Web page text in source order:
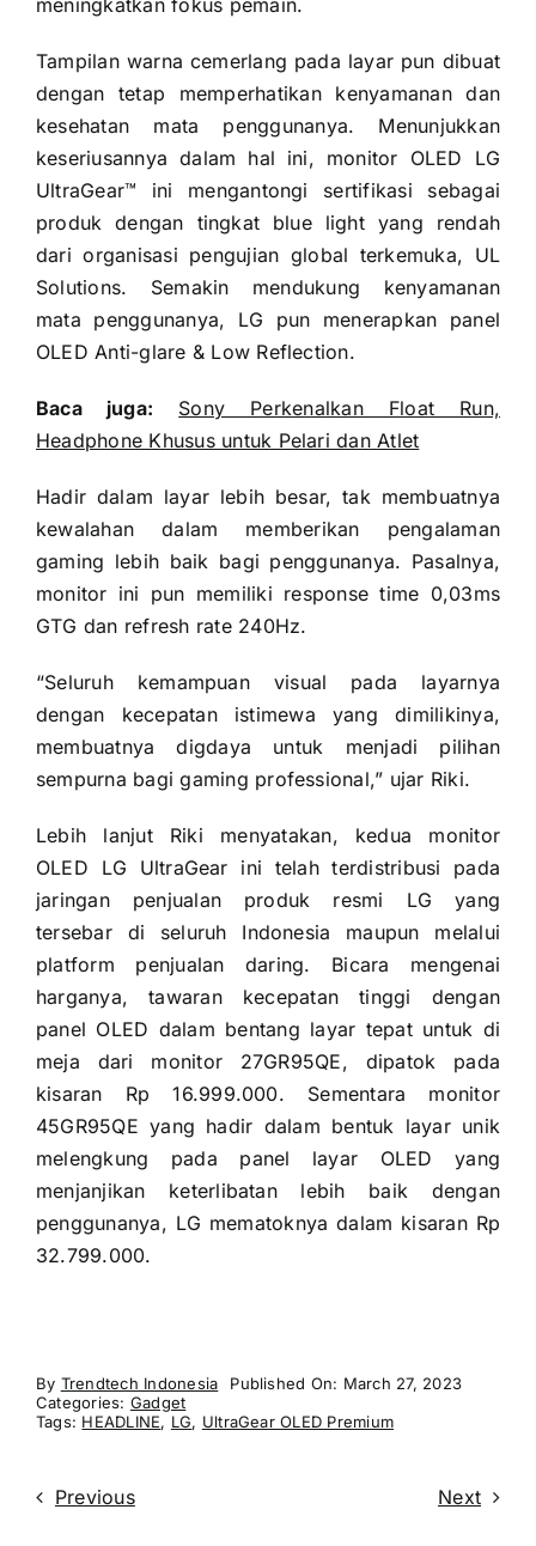
meningkatkan fokus pemain.
Tampilan warna cemerlang pada layar pun dibuat
dengan tetap memperhatikan kenyamanan dan
kesehatan mata penggunanya. Menunjukkan
keseriusannya dalam hal ini, monitor OLED LG
UltraGear™ ini mengantongi sertifikasi sebagai
produk dengan tingkat blue light yang rendah
dari organisasi pengujian global terkemuka, UL
Solutions. Semakin mendukung kenyamanan
mata penggunanya, LG pun menerapkan panel
OLED Anti-glare & Low Reflection.
Baca juga:
Sony Perkenalkan Float Run,
Headphone Khusus untuk Pelari dan Atlet
Hadir dalam layar lebih besar, tak membuatnya
kewalahan dalam memberikan pengalaman
gaming lebih baik bagi penggunanya. Pasalnya,
monitor ini pun memiliki response time 0,03ms
GTG dan refresh rate 240Hz.
“Seluruh kemampuan visual pada layarnya
dengan kecepatan istimewa yang dimilikinya,
membuatnya digdaya untuk menjadi pilihan
sempurna bagi gaming professional,” ujar Riki.
Lebih lanjut Riki menyatakan, kedua monitor
OLED LG UltraGear ini telah terdistribusi pada
jaringan penjualan produk resmi LG yang
tersebar di seluruh Indonesia maupun melalui
platform penjualan daring. Bicara mengenai
harganya, tawaran kecepatan tinggi dengan
panel OLED dalam bentang layar tepat untuk di
meja dari monitor 27GR95QE, dipatok pada
kisaran Rp 16.999.000. Sementara monitor
45GR95QE yang hadir dalam bentuk layar unik
melengkung pada panel layar OLED yang
menjanjikan keterlibatan lebih baik dengan
penggunanya, LG mematoknya dalam kisaran Rp
32.799.000.
By Trendtech Indonesia
Published On: March 27, 2023
Categories: Gadget
Tags: HEADLINE, LG, UltraGear OLED Premium
Previous Next